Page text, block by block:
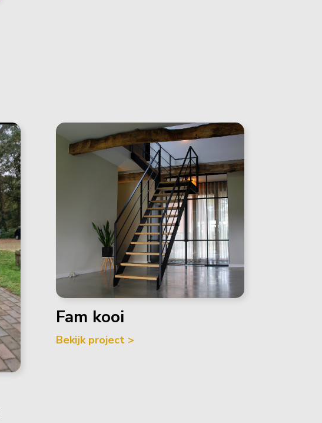
Fam kooi
Bekijk project >